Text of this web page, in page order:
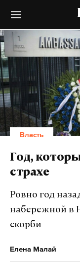
Власть
Год,
страхе
Ровно год
набережной в
скорби
Елена Малай